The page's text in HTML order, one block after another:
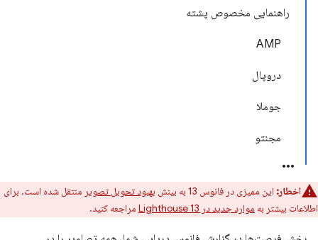
راهنمایی مخصوص پشته
AMP
دروپال
جوملا
مجنتو
اخطار: این ممیزی در فانوس 13 به بینش بهبود تحویل تصویر منتقل شده است. برای
اطلاعات بیشتر به موارد جدید در Lighthouse 13 مراجعه کنید.